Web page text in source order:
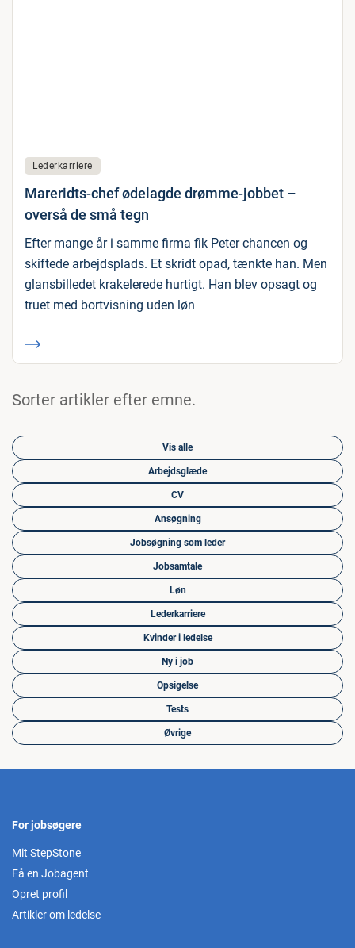
Lederkarriere
Mareridts-chef ødelagde drømme-jobbet –
overså de små tegn
Efter mange år i samme firma fik Peter chancen og
skiftede arbejdsplads. Et skridt opad, tænkte han. Men
glansbilledet krakelerede hurtigt. Han blev opsagt og
truet med bortvisning uden løn
Sorter artikler efter emne.
Vis alle
Arbejdsglæde
CV
Ansøgning
Jobsøgning som leder
Jobsamtale
Løn
Lederkarriere
Kvinder i ledelse
Ny i job
Opsigelse
Tests
Øvrige
For jobsøgere
Mit StepStone
Få en Jobagent
Opret profil
Artikler om ledelse